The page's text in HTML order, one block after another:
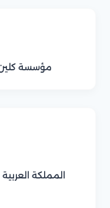
مؤسسة
المملكة